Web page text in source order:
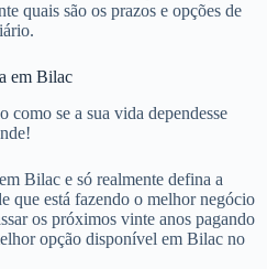
quais são os prazos e opções de
em Bilac
como se a sua vida dependesse
Bilac e só realmente defina a
que está fazendo o melhor negócio
os próximos vinte anos pagando
opção disponível em Bilac no